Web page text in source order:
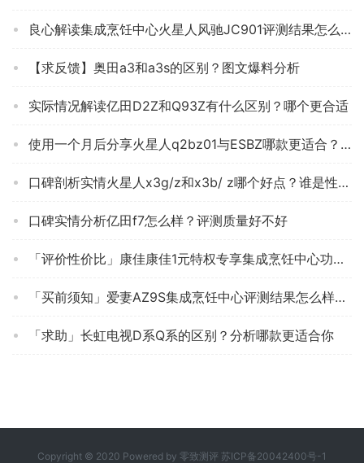
良心解读集成烹饪中心火星人风驰JC901评测结果怎么样？不值得买吗？
【求反馈】奥田a3和a3s的区别？图文爆料分析
实际情况解读亿田D2Z和Q93Z有什么区别？哪个更合适
使用一个月后分享火星人q2bz01与ESBZ哪款更适合？谁是性价比之王
口碑剖析实情火星人x3g/z和x3b/ z哪个好点？谁是性价比之王
口碑实情分析亿田f7怎么样？评测质量好不好
「评价性价比」康佳康佳1元特权专享集成烹饪中心功能评测结果，看看买家怎么样评价的
「买前须知」爱妻AZ9S集成烹饪中心评测结果怎么样？不值得买吗？
「求助」长虹电视D系Q系的区别？分析哪款更适合你
Copyright © 2020 Powered by 零致测评 苏ICP备20042400号-1